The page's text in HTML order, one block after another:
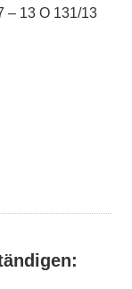
– 13 O 131/13